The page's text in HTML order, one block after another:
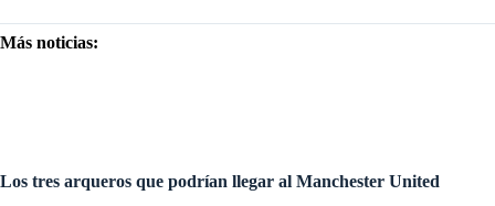
Más noticias:
Los tres arqueros que podrían llegar al Manchester United